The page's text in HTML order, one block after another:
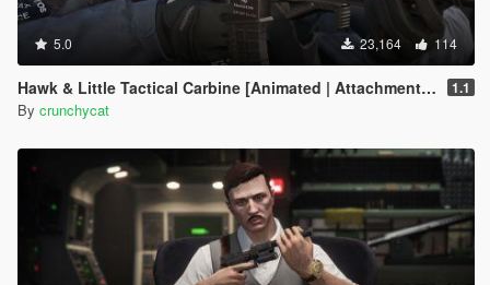
5.0 23,164 114
Hawk & Little Tactical Carbine [Animated | Attachments | Tints] 1.1
By crunchycat